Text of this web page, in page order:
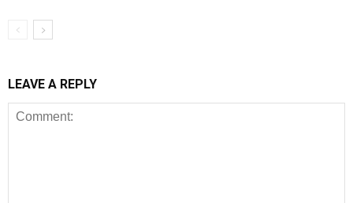
LEAVE A REPLY